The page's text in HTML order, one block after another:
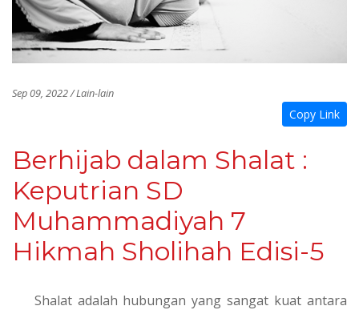
Sep 09, 2022 / Lain-lain
Copy Link
Berhijab dalam Shalat :
Keputrian SD
Muhammadiyah 7
Hikmah Sholihah Edisi-5
Shalat adalah hubungan yang sangat kuat antara